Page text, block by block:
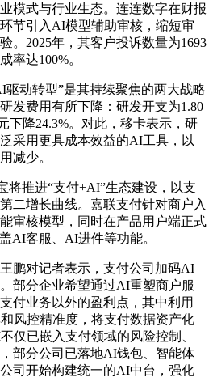
模式与行业生态。连连数字在财报
节引入AI模型辅助审核，缩短审
。2025年，其客户投诉数量为1693
率达100%。
动转型”是其持续聚焦的两大战略
发费用有所下降：研发开支为1.80
下降24.3%。对此，移卡表示，研
采用更具成本效益的AI工具，以
减少。
将推进“支付+AI”生态建设，以支
二增长曲线。嘉联支付针对商户入
审核模型，同时在产品用户端正式
AI客服、AI进件等功能。
鹏对记者表示，支付公司加码AI
部分企业希望通过AI重塑商户服
付业务以外的盈利点，其中利用
风控精准度，将支付数据资产化
仅已嵌入支付领域的风险控制、
部分公司已落地AI钱包、智能体
司开始构建统一的AI中台，强化